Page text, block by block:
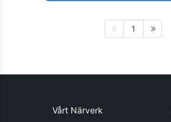
1
Vårt Närverk